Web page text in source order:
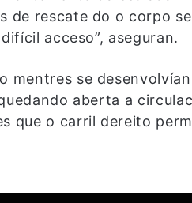
de rescate do o corpo
acceso”, aseguran.
se
aberta a
que o carril dereito